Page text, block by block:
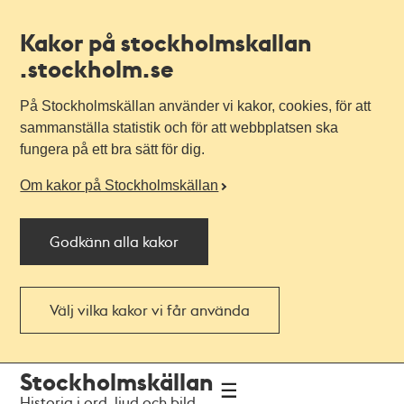
Kakor på stockholmskallan
.stockholm.se
På Stockholmskällan använder vi kakor, cookies, för att
sammanställa statistik och för att webbplatsen ska
fungera på ett bra sätt för dig.
Om kakor på Stockholmskällan
Godkänn alla kakor
Välj vilka kakor vi får använda
navigationen
huvudinnehållet
Stockholmskällan